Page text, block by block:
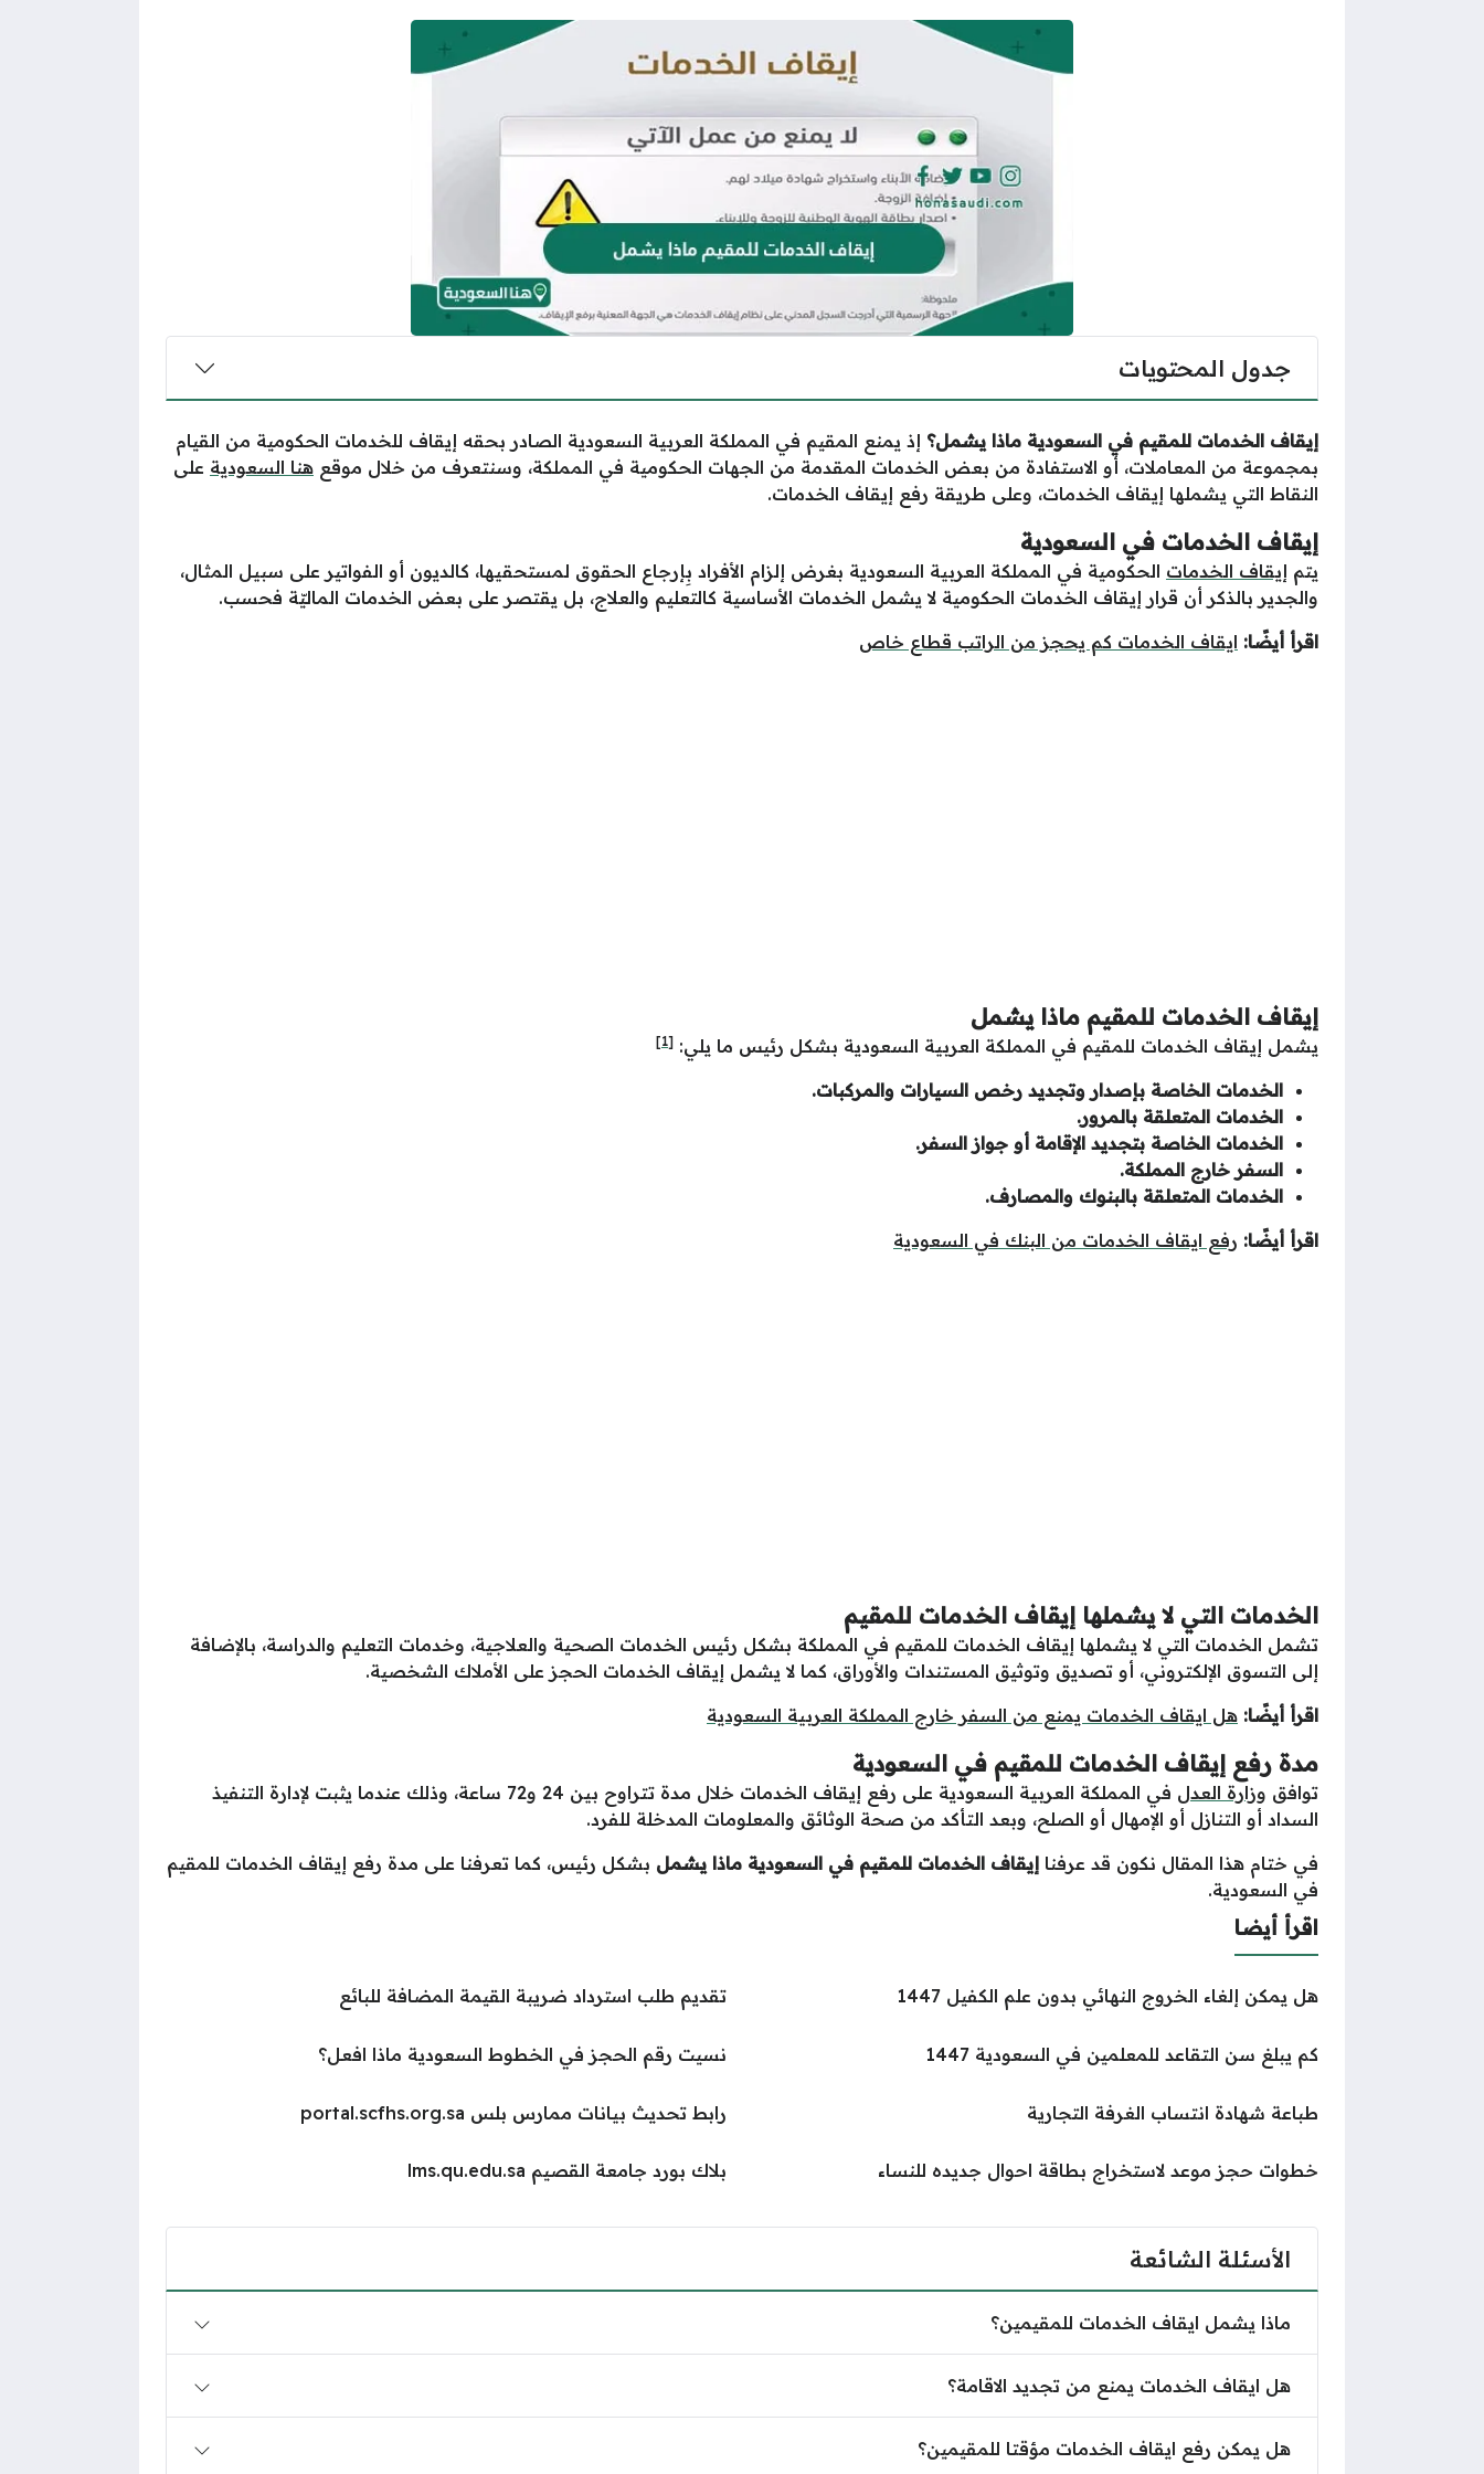
جدول المحتويات
إيقاف الخدمات للمقيم في السعودية ماذا يشمل؟ إذ يمنع المقيم في المملكة العربية السعودية الصادر بحقه إيقاف للخدمات الحكومية من القيام
بمجموعة من المعاملات، أو الاستفادة من بعض الخدمات المقدمة من الجهات الحكومية في المملكة، وسنتعرف من خلال موقع هنا السعودية على
النقاط التي يشملها إيقاف الخدمات، وعلى طريقة رفع إيقاف الخدمات.
إيقاف الخدمات في السعودية
يتم إيقاف الخدمات الحكومية في المملكة العربية السعودية بغرض إلزام الأفراد بِإرجاع الحقوق لمستحقيها، كالديون أو الفواتير على سبيل المثال،
والجدير بالذكر أن قرار إيقاف الخدمات الحكومية لا يشمل الخدمات الأساسية كالتعليم والعلاج، بل يقتصر على بعض الخدمات الماليّة فحسب.
اقرأ أيضًا: ايقاف الخدمات كم يحجز من الراتب قطاع خاص
إيقاف الخدمات للمقيم ماذا يشمل
يشمل إيقاف الخدمات للمقيم في المملكة العربية السعودية بشكل رئيس ما يلي: [1]
الخدمات الخاصة بإصدار وتجديد رخص السيارات والمركبات.
الخدمات المتعلقة بالمرور.
الخدمات الخاصة بتجديد الإقامة أو جواز السفر.
السفر خارج المملكة.
الخدمات المتعلقة بالبنوك والمصارف.
اقرأ أيضًا: رفع ايقاف الخدمات من البنك في السعودية
الخدمات التي لا يشملها إيقاف الخدمات للمقيم
تشمل الخدمات التي لا يشملها إيقاف الخدمات للمقيم في المملكة بشكل رئيس الخدمات الصحية والعلاجية، وخدمات التعليم والدراسة، بالإضافة
إلى التسوق الإلكتروني، أو تصديق وتوثيق المستندات والأوراق، كما لا يشمل إيقاف الخدمات الحجز على الأملاك الشخصية.
اقرأ أيضًا: هل ايقاف الخدمات يمنع من السفر خارج المملكة العربية السعودية
مدة رفع إيقاف الخدمات للمقيم في السعودية
توافق وزارة العدل
في المملكة العربية السعودية على رفع إيقاف الخدمات خلال مدة تتراوح بين 24 و72 ساعة، وذلك عندما يثبت لإدارة التنفيذ
السداد أو التنازل أو الإمهال أو الصلح، وبعد التأكد من صحة الوثائق والمعلومات المدخلة للفرد.
في ختام هذا المقال نكون قد عرفنا إيقاف الخدمات للمقيم في السعودية ماذا يشمل بشكل رئيس، كما تعرفنا على مدة رفع إيقاف الخدمات للمقيم
في السعودية.
اقرأ أيضا
هل يمكن إلغاء الخروج النهائي بدون علم الكفيل 1447 تقديم طلب استرداد ضريبة القيمة المضافة للبائع
كم يبلغ سن التقاعد للمعلمين في السعودية 1447 نسيت رقم الحجز في الخطوط السعودية ماذا افعل؟
طباعة شهادة انتساب الغرفة التجارية رابط تحديث بيانات ممارس بلس portal.scfhs.org.sa
خطوات حجز موعد لاستخراج بطاقة احوال جديده للنساء بلاك بورد جامعة القصيم lms.qu.edu.sa
الأسئلة الشائعة
ماذا يشمل ايقاف الخدمات للمقيمين؟
هل ايقاف الخدمات يمنع من تجديد الاقامة؟
هل يمكن رفع ايقاف الخدمات مؤقتا للمقيمين؟